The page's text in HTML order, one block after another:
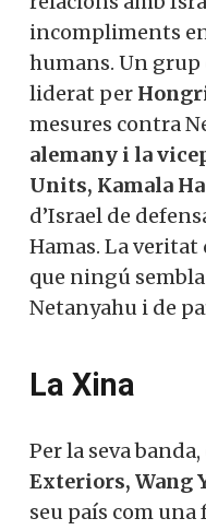
garanties de
La UE es veu
divisions
Espanya i Irlanda
s’estudiï la
relacions amb
incompliments
humans. Un grup
alemany i la
dret d’Israel de
deHamas. La
Múnic és que
Vols
Et